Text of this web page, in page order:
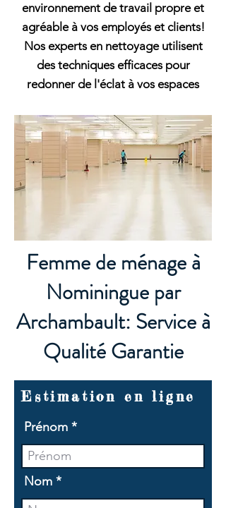
environnement de travail propre et
agréable à vos employés et clients!
Nos experts en nettoyage utilisent
des techniques efficaces pour
redonner de l'éclat à vos espaces
Femme de ménage à
Nominingue par
Archambault: Service à
Qualité Garantie
Estimation en ligne
Prénom
Nom